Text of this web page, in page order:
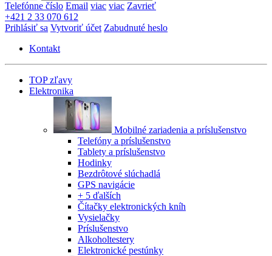
Telefónne číslo Email viac viac Zavrieť
+421 2 33 070 612
Prihlásiť sa Vytvoriť účet Zabudnuté heslo
Kontakt
TOP zľavy
Elektronika
Mobilné zariadenia a príslušenstvo
Telefóny a príslušenstvo
Tablety a príslušenstvo
Hodinky
Bezdrôtové slúchadlá
GPS navigácie
+ 5 ďalších
Čítačky elektronických kníh
Vysielačky
Príslušenstvo
Alkoholtestery
Elektronické pestúnky